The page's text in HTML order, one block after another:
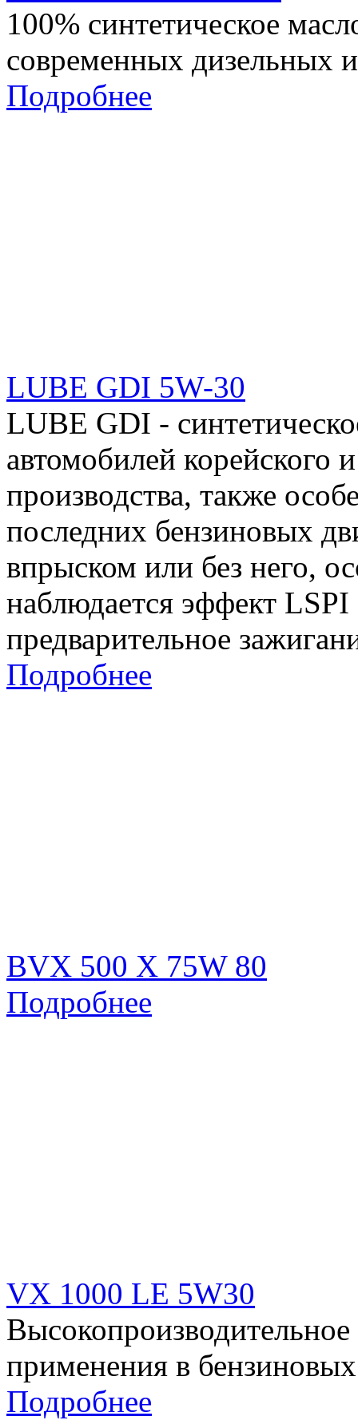
100% синтетическое
современных дизельных
Подробнее
LUBE GDI 5W-30
LUBE GDI -
автомобилей корейского
производства, также
последних бензиновых
впрыском или без него,
наблюдается эффект LSPI
предварительное
Подробнее
BVX 500 X 75W 80
Подробнее
VX 1000 LE 5W30
применения в
Подробнее